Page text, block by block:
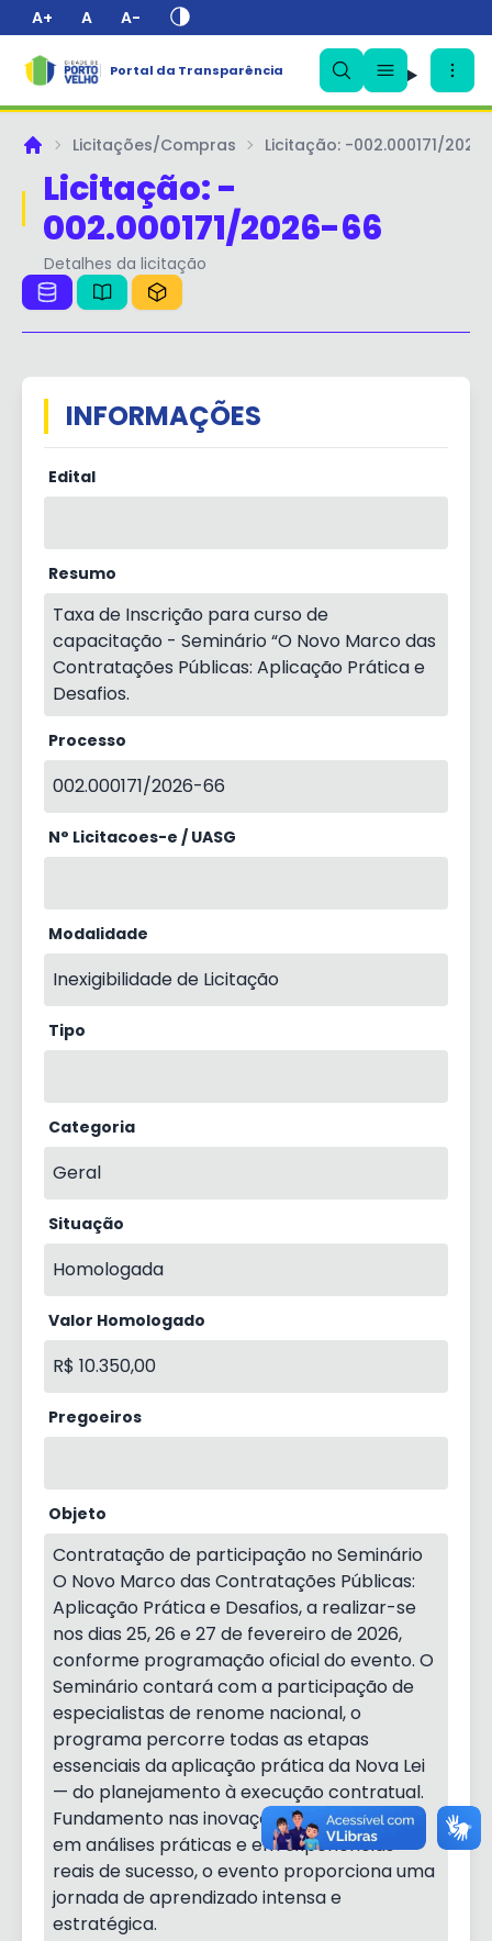
A+ A A-
Portal da Transparência
PrincipalLicitações/Compras Licitação: -002.000171/
Licitação: -
002.000171/2026-66
Detalhes da licitação
INFORMAÇÕES
Edital
Resumo
Taxa de Inscrição para curso de
capacitação - Seminário “O Novo Marco das
Contratações Públicas: Aplicação Prática e
Desafios.
Processo
002.000171/2026-66
N° Licitacoes-e / UASG
Modalidade
Inexigibilidade de Licitação
Tipo
Categoria
Geral
Situação
Homologada
Valor Homologado
R$ 10.350,00
Pregoeiros
Objeto
Contratação de participação no Seminário
O Novo Marco das Contratações Públicas:
Aplicação Prática e Desafios, a realizar-se
nos dias 25, 26 e 27 de fevereiro de 2026,
conforme programação oficial do evento. O
Seminário contará com a participação de
especialistas de renome nacional, o
programa percorre todas as etapas
essenciais da aplicação prática da Nova Lei
— do planejamento à execução contratual.
Fundamento nas inovações mais recentes,
em análises práticas e em experiências
reais de sucesso, o evento proporciona uma
jornada de aprendizado intensa e
estratégica.
✕